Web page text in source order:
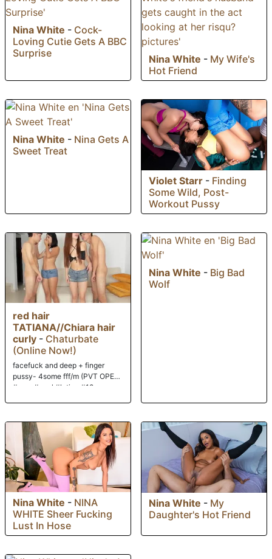
Nina White - Cock-
Loving Cutie Gets A BBC
Surprise
Nina White - My Wife's
Hot Friend
Nina White - Nina Gets A
Sweet Treat
Violet Starr - Finding
Some Wild, Post-
Workout Pussy
red hair
TATIANA//Chiara hair
curly - Chaturbate
(Online Now!)
facefuck and deep + finger
pussy- 4some fff/m (PVT OPEN)
#new #anal #latina #18
Nina White - Big Bad
Wolf
Nina White - NINA
WHITE Sheer Fucking
Lust In Hose
Nina White - My
Daughter's Hot Friend